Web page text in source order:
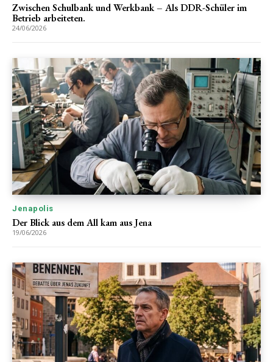
Zwischen Schulbank und Werkbank – Als DDR-Schüler im
Betrieb arbeiteten.
24/06/2026
Jenapolis
Der Blick aus dem All kam aus Jena
19/06/2026